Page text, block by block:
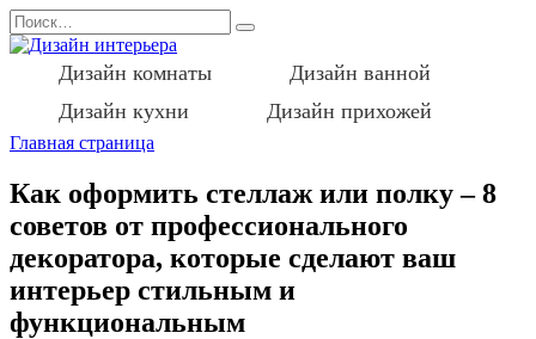
Перейти
к
содержанию
Search
for:
Дизайн комнаты
Дизайн ванной
Дизайн кухни
Дизайн прихожей
Главная страница
Как оформить стеллаж или полку – 8
советов от профессионального
декоратора, которые сделают ваш
интерьер стильным и
функциональным